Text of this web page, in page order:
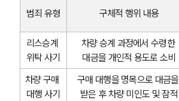
범죄 유형 구체적 행위 내용
리스승계
위탁 사기
차량 승계 과정에서 수령한
대금을 개인적 용도로 소비
차량 구매
대행 사기
구매 대행을 명목으로 대금을
받은 후 차량 미인도 및 잠적